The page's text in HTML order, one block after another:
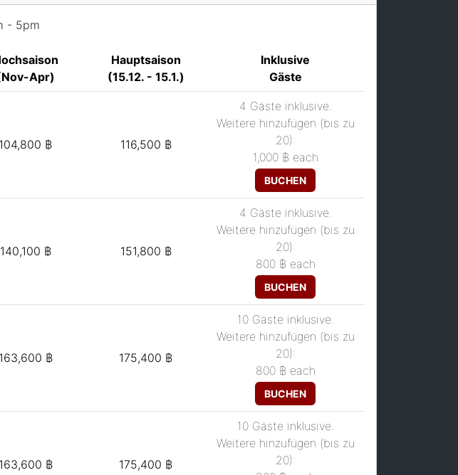
- 5pm
Apr)
Hauptsaison
(15.12. - 15.1.)
Inklusive
Gäste
104,800 ฿ 116,500 ฿
4 Gäste inklusive.
Weitere hinzufügen (bis zu
20):
1,000 ฿ each
BUCHEN
140,100 ฿ 151,800 ฿
4 Gäste inklusive.
Weitere hinzufügen (bis zu
20):
800 ฿ each
BUCHEN
163,600 ฿ 175,400 ฿
10 Gäste inklusive.
Weitere hinzufügen (bis zu
20):
800 ฿ each
BUCHEN
163,600 ฿ 175,400 ฿
10 Gäste inklusive.
Weitere hinzufügen (bis zu
20):